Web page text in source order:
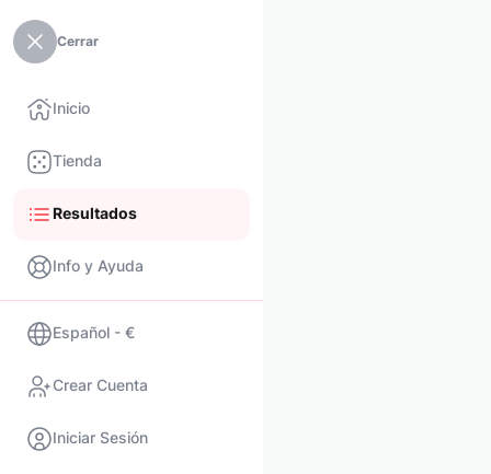
Cerrar
Inicio
Tienda
Resultados
Info y Ayuda
Español - €
Crear Cuenta
Iniciar Sesión